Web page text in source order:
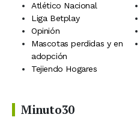
Atlético Nacional
Liga Betplay
Opinión
Mascotas perdidas y en
adopción
Tejiendo Hogares
Minuto30